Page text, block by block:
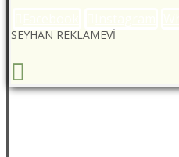
SEYHAN REKLAMEVİ